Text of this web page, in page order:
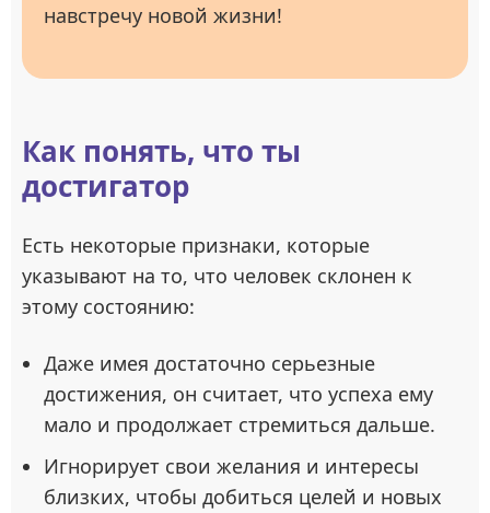
навстречу новой жизни!
Как понять, что ты
достигатор
Есть некоторые признаки, которые
указывают на то, что человек склонен к
этому состоянию:
Даже имея достаточно серьезные
достижения, он считает, что успеха ему
мало и продолжает стремиться дальше.
Игнорирует свои желания и интересы
близких, чтобы добиться целей и новых